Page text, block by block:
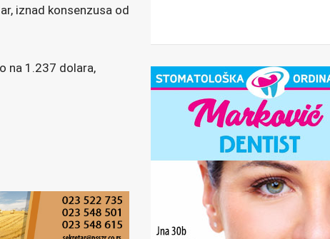
iznad konsenzusa od
na 1.237 dolara,